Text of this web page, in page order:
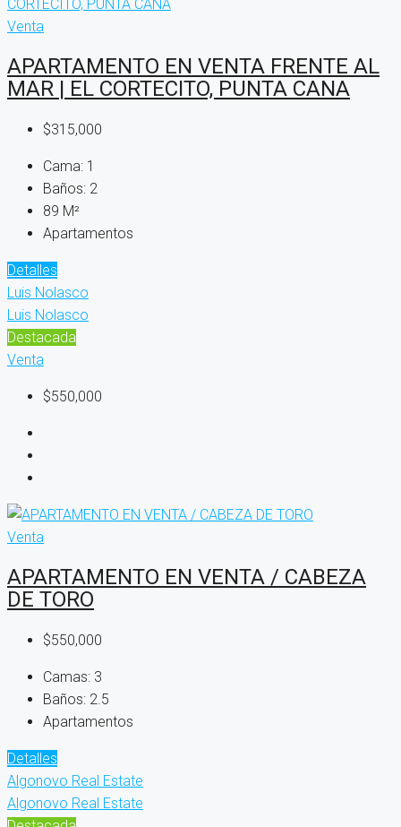
Venta
APARTAMENTO EN VENTA FRENTE AL
MAR | EL CORTECITO, PUNTA CANA
$315,000
Cama: 1
Baños: 2
89 M²
Apartamentos
Detalles
Luis Nolasco
Luis Nolasco
Destacada
Venta
$550,000
Venta
APARTAMENTO EN VENTA / CABEZA
DE TORO
$550,000
Camas: 3
Baños: 2.5
Apartamentos
Detalles
Algonovo Real Estate
Algonovo Real Estate